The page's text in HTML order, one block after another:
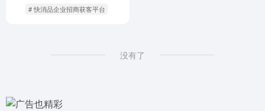
# 快消品企业招商获客平台
没有了